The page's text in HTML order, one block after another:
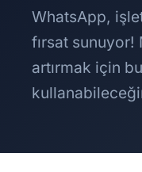
WhatsApp,
fırsat sunuyor!
artırmak için